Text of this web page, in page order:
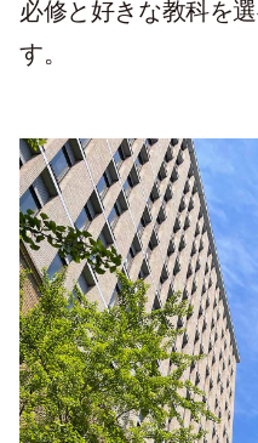
必修と好きな教科を
す。